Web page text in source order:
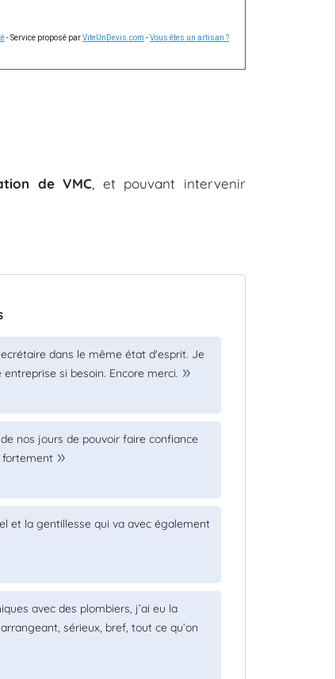
- Service proposé parViteUnDevis.com -Vous êtes un artisan ?
de VMC , et pouvant intervenir
dans le même état d'esprit. Je
si besoin. Encore merci.
nos jours de pouvoir faire confiance
fortement
et la gentillesse qui va avec également
avec des plombiers, j’ai eu la
sérieux, bref, tout ce qu’on